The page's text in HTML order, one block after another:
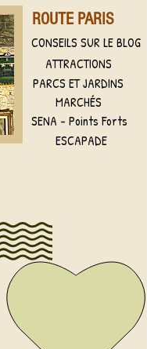
ROUTE PARIS
ATTRACTIONS
SENA - Points Forts
PARCS ET JARDINS
MARCHÉS
ESCAPADE
CONSEILS SUR LE BLOG